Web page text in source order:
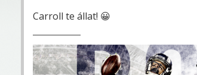
Carroll te állat! 😀